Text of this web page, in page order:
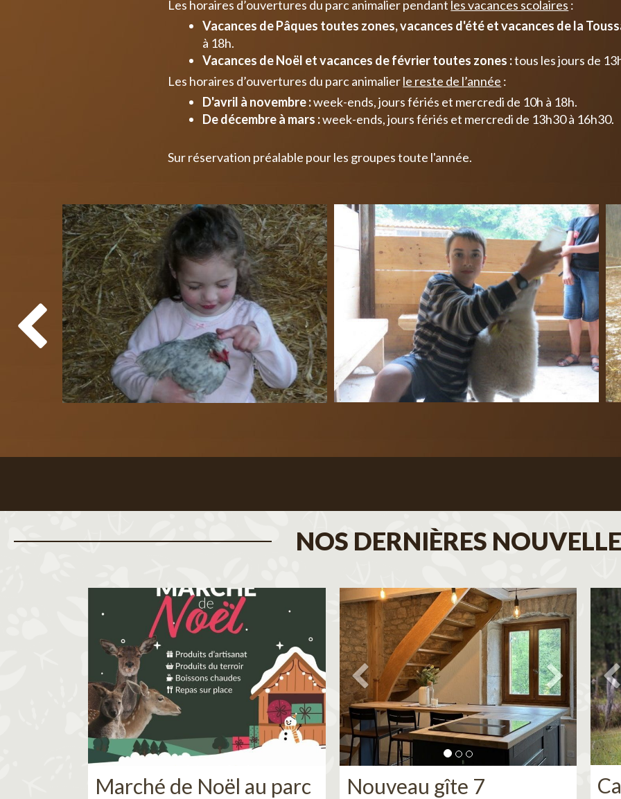
Les horaires d’ouvertures du parc animalier pendant les vacances scolaires :
Vacances de Pâques toutes zones, vacances d'été et vacances de la
à 18h.
Vacances de Noël et vacances de février toutes zones :tous les jours de
Les horaires d’ouvertures du parc animalierle reste de l’année :
D'avril à novembre :week-ends, jours fériés et mercredi de 10h à 18h.
De décembre à mars :week-ends, jours fériés et mercredi de 13h30 à 16h30.
Sur réservation préalable pour les groupes toute l'année.
NOS DERNIÈRES
Marché de Noël au parc
Nouveau gîte 7